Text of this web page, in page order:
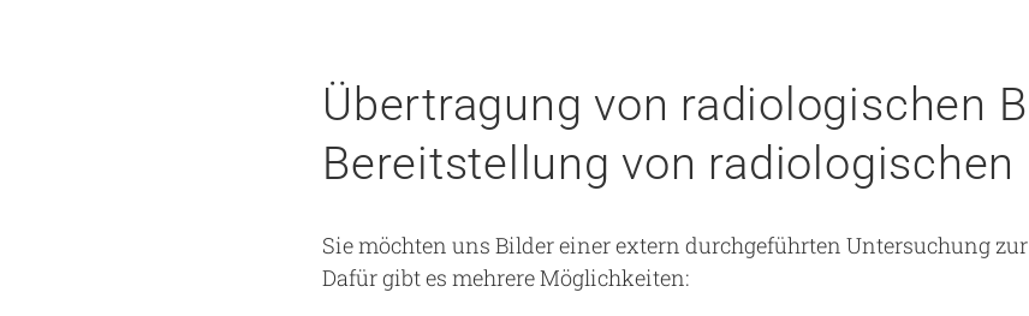
Übertragung von radiologischen
Bereitstellung von radiologischen
Sie möchten uns Bilder einer extern durchgeführten Untersuchung
Dafür gibt es mehrere Möglichkeiten: